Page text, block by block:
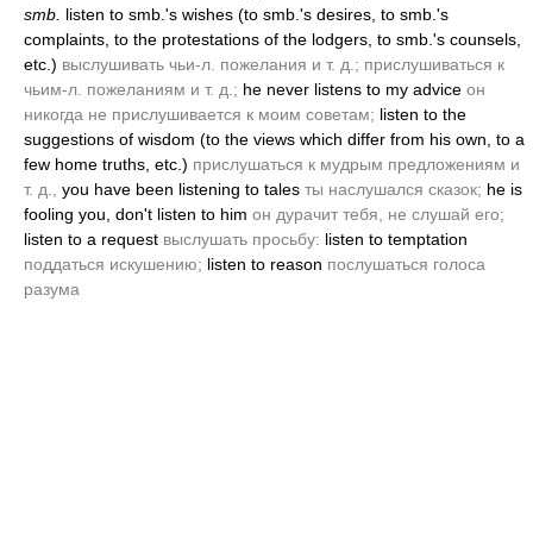
smb. listen to smb.'s wishes (to smb.'s desires, to smb.'s
complaints, to the protestations of the lodgers, to smb.'s counsels,
etc.) выслушивать чьи-л. пожелания и т. д.; прислушиваться к
чьим-л. пожеланиям и т. д.; he never listens to my advice он
никогда не прислушивается к моим советам; listen to the
suggestions of wisdom (to the views which differ from his own, to a
few home truths, etc.) прислушаться к мудрым предложениям и
т. д.,
you have been listening to tales ты наслушался сказок; he is
fooling you, don't listen to him он дурачит тебя, не слушай его;
listen to a request выслушать просьбу: listen to temptation
поддаться искушению; listen to reason послушаться голоса
разума